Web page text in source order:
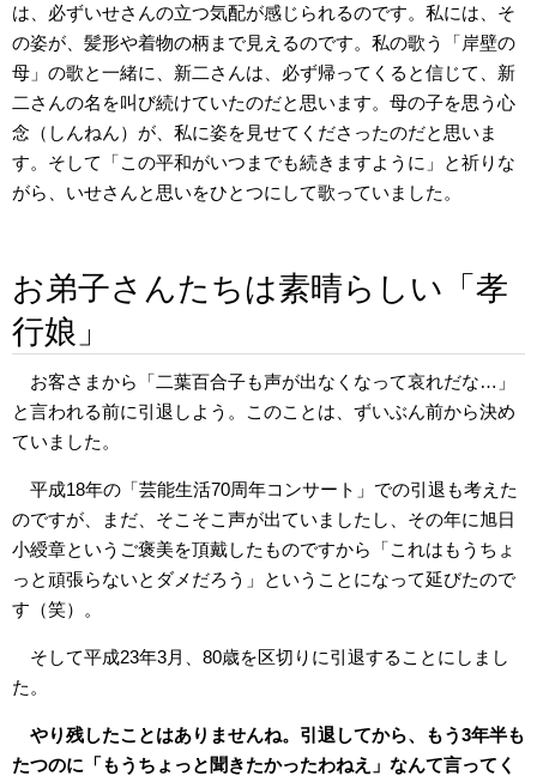
は、必ずいせさんの立つ気配が感じられるのです。私には、そ
の姿が、髪形や着物の柄まで見えるのです。私の歌う「岸壁の
母」の歌と一緒に、新二さんは、必ず帰ってくると信じて、新
二さんの名を叫び続けていたのだと思います。母の子を思う心
念（しんねん）が、私に姿を見せてくださったのだと思いま
す。そして「この平和がいつまでも続きますように」と祈りな
がら、いせさんと思いをひとつにして歌っていました。
お弟子さんたちは素晴らしい「孝
行娘」
お客さまから「二葉百合子も声が出なくなって哀れだな…」
と言われる前に引退しよう。このことは、ずいぶん前から決め
ていました。
平成18年の「芸能生活70周年コンサート」での引退も考えた
のですが、まだ、そこそこ声が出ていましたし、その年に旭日
小綬章というご褒美を頂戴したものですから「これはもうちょ
っと頑張らないとダメだろう」ということになって延びたので
す（笑）。
そして平成23年3月、80歳を区切りに引退することにしまし
た。
やり残したことはありませんね。引退してから、もう3年半も
たつのに「もうちょっと聞きたかったわねえ」なんて言ってく